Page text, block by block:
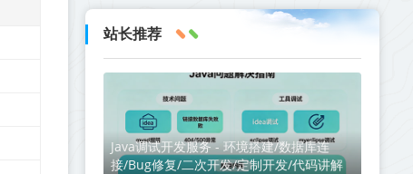
站长推荐
Java调试开发服务 - 环境搭建/数据库连
接/Bug修复/二次开发/定制开发/代码讲解